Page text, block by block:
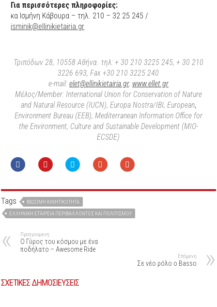
Για περισσότερες πληροφορίες:
κα Ισμήνη Κάβουρα – τηλ. 210 – 32 25 245 /
isminik@ellinikietairia.gr
Τριπόδων 28, 10558 Αθήνα. τηλ: + 30 210 3225 245, + 30 210
3226 693, Fax +30 210 3225 240
e-mail: elet@ellinikietairia.gr, www.ellet.gr
Μέλος/Member: International Union for Conservation of Nature
and Natural Resource (IUCN), Europa Nostra/IBI, European,
Environment Bureau (EEB), Mediterranean Information Office for
the Environment, Culture and Sustainable Development (MIO-
ECSDE)
Tags
ΒΙΏΣΙΜΗ ΚΙΝΗΤΙΚΌΤΗΤΑ
ΕΛΛΗΝΙΚΉ ΕΤΑΙΡΕΊΑ ΠΕΡΙΒΆΛΛΟΝΤΟΣ ΚΑΙ ΠΟΛΙΤΙΣΜΟΥ
Προηγούμενη
Ο Γύρος του κόσμου με ένα
ποδήλατο – Awesome Ride
Επόμενη
Σε νέο ρόλο ο Basso
ΣΧΕΤΙΚΕΣ ΔΗΜΟΣΙΕΥΣΕΙΣ